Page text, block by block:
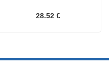
28.52 €